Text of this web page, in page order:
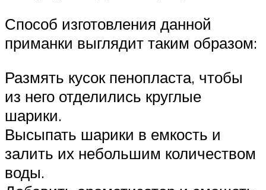
Способ изготовления данной
приманки выглядит таким образом:
Размять кусок пенопласта, чтобы
из него отделились круглые
шарики.
Высыпать шарики в емкость и
залить их небольшим количеством
воды.